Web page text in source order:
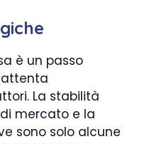
è un passo
La stabilità
mercato e la
sono solo alcune